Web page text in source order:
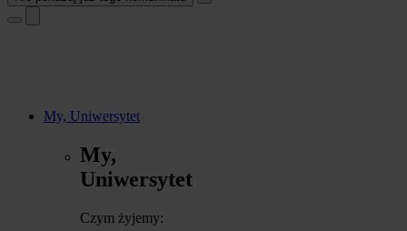
My, Uniwersytet
My,
Uniwersytet
Czym żyjemy: